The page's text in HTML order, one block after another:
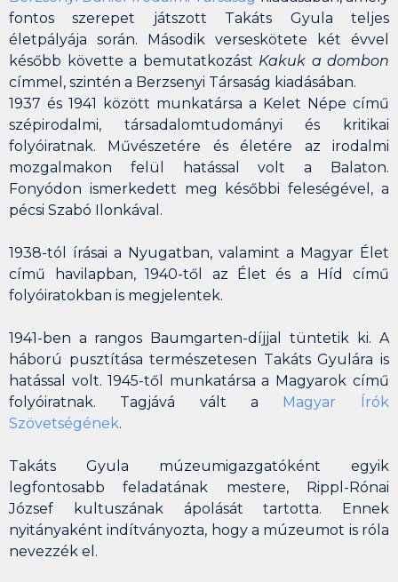
fontos szerepet játszott Takáts Gyula teljes
életpályája során. Második verseskötete két évvel
később követte a bemutatkozást Kakuk a dombon
címmel, szintén a Berzsenyi Társaság kiadásában.
1937 és 1941 között munkatársa a Kelet Népe című
szépirodalmi, társadalomtudományi és kritikai
folyóiratnak. Művészetére és életére az irodalmi
mozgalmakon felül hatással volt a Balaton.
Fonyódon ismerkedett meg későbbi feleségével, a
pécsi Szabó Ilonkával.
1938-tól írásai a Nyugatban, valamint a Magyar Élet
című havilapban, 1940-től az Élet és a Híd
című
folyóiratokban is megjelentek.
1941-ben a rangos Baumgarten-díjjal tüntetik ki. A
háború pusztítása természetesen Takáts Gyulára is
hatással volt. 1945-től munkatársa a Magyarok című
folyóiratnak. Tagjává vált a Magyar Írók
Szövetségének.
Takáts Gyula múzeumigazgatóként egyik
legfontosabb feladatának mestere, Rippl-Rónai
József kultuszának ápolását tartotta. Ennek
nyitányaként indítványozta, hogy a múzeumot is róla
nevezzék el.